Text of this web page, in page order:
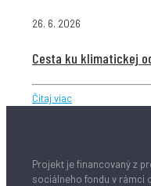
26. 6. 2026
Cesta ku klimatickej
Čítaj viac
Projekt je financovaný z
sociálneho fondu v rámci